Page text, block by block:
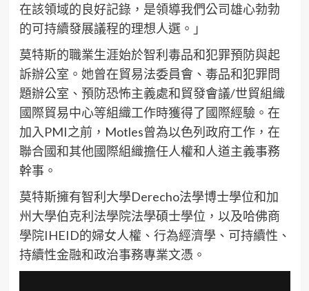
在該領域的良好記錄，是領導我們公司雄心勃勃
的可持續發展議程的理想人選。」
莫特斯的職業生涯始於智利毒品和犯罪預防與起
訴辦公室。她曾在貿易法委員會、毒品和犯罪問
題辦公室、預防恐怖主義處和貿發會議/世貿組織
國際貿易中心等組織工作時獲得了國際經驗。在
加入PMI之前，Motles曾為以色列政府工作，在
聯合國和其他國際組織擔任人權和人道主義事務
幹事。
莫特斯擁有智利大學Derecho法學博士學位和加
州大學伯克利法學院法學碩士學位，以及哈佛商
學院IHEID的婦女人權、行為經濟學、可持續性、
持續性金融和政治事務專業文憑。